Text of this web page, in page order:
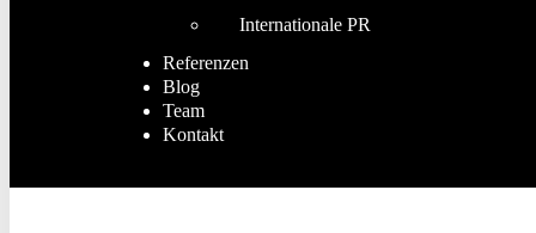
Internationale PR
Referenzen
Blog
Team
Kontakt